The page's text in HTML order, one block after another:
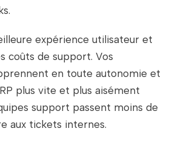
expérience utilisateur et
coûts de support. Vos
en toute autonomie et
plus vite et plus aisément
support passent moins de
aux tickets internes.